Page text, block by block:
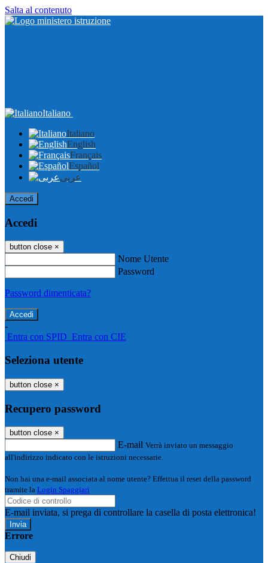
Salta al contenuto
Italiano
Italiano
English
Français
Español
عربى
Accedi
Accedi
button close ×
Nome Utente
Password
Password dimenticata?
-
Entra con SPID Entra con CIE
Seleziona utente
button close ×
Recupero password
button close ×
E-mail Verrà inviato un messaggio
all'indirizzo indicato con le istruzioni necessarie.
Non hai una e-mail associata al nome utente? Effettua il reset della password
tramite la Login Spaggiari
E-mail inviata, si prega di controllare la casella di posta elettronica!
Errore
Chiudi